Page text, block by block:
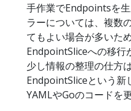
手作業でEndpointsを
ラーについては、複数
てもよい場合が多いた
EndpointSliceへの移行
少し情報の整理の仕方
EndpointSliceという新
YAMLやGoのコードを